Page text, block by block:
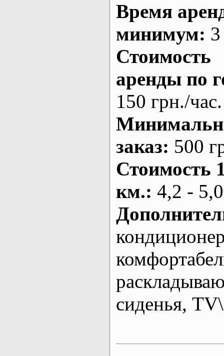
Время
минимум:
Стоимость
аренды по
150 грн./час.
заказ: 500
Стоимость
км.: 4,2 -
сиденья,